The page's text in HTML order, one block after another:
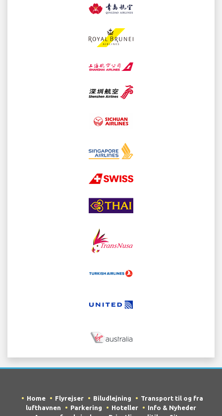
Home Flyrejser Biludlejning
Transport til og fra
lufthavnen
Parkering Hoteller
Info & Nyheder